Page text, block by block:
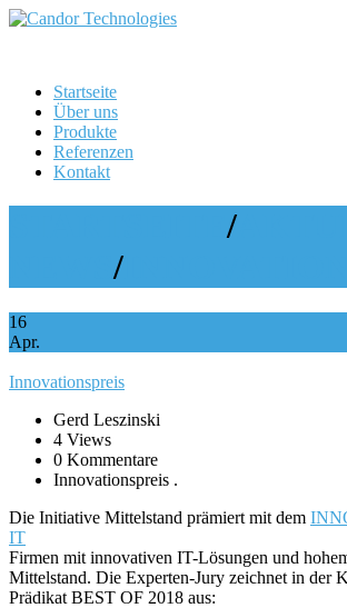
Startseite
Über uns
Produkte
Referenzen
Kontakt
STARTSEITE/
NEWS/
16
Apr.
Innovationspreis
Gerd Leszinski
4 Views
0 Kommentare
Innovationspreis .
Die Initiative Mittelstand prämiert mit dem
IT
Firmen mit innovativen IT-Lösungen und
Mittelstand. Die Experten-Jury zeichnet in der
Prädikat BEST OF 2018 aus: